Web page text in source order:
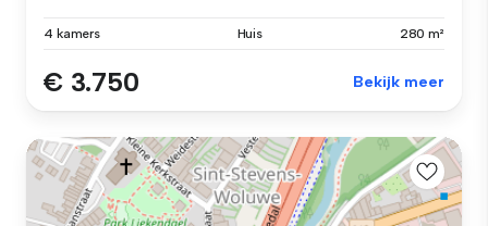
4 kamers Huis 280 m²
€ 3.750 Bekijk meer